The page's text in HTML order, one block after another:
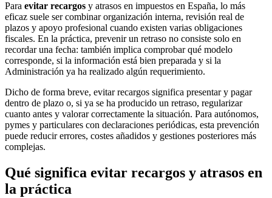
Para evitar recargos y atrasos en impuestos en España, lo más
eficaz suele ser combinar organización interna, revisión real de
plazos y apoyo profesional cuando existen varias obligaciones
fiscales. En la práctica, prevenir un retraso no consiste solo en
recordar una fecha: también implica comprobar qué modelo
corresponde, si la información está bien preparada y si la
Administración ya ha realizado algún requerimiento.
Dicho de forma breve, evitar recargos significa presentar y pagar
dentro de plazo o, si ya se ha producido un retraso, regularizar
cuanto antes y valorar correctamente la situación. Para autónomos,
pymes y particulares con declaraciones periódicas, esta prevención
puede reducir errores, costes añadidos y gestiones posteriores más
complejas.
Qué significa evitar recargos y atrasos en
la práctica